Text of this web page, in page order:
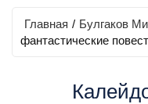
Главная / Булгаков
фантастические